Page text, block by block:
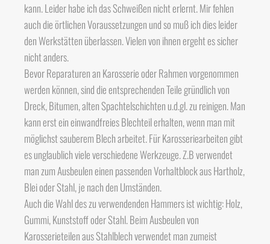
kann. Leider habe ich das Schweißen nicht erlernt. Mir fehlen
auch die örtlichen Voraussetzungen und so muß ich dies leider
den Werkstätten überlassen. Vielen von ihnen ergeht es sicher
nicht anders.
Bevor Reparaturen an Karosserie oder Rahmen vorgenommen
werden können, sind die entsprechenden Teile gründlich von
Dreck, Bitumen, alten Spachtelschichten u.d.gl. zu reinigen. Man
kann erst ein einwandfreies Blechteil erhalten, wenn man mit
möglichst sauberem Blech arbeitet. Für Karosseriearbeiten gibt
es unglaublich viele verschiedene Werkzeuge. Z.B verwendet
man zum Ausbeulen einen passenden Vorhaltblock aus Hartholz,
Blei oder Stahl, je nach den Umständen.
Auch die Wahl des zu verwendenden Hammers ist wichtig: Holz,
Gummi, Kunststoff oder Stahl. Beim Ausbeulen von
Karosserieteilen aus Stahlblech verwendet man zumeist